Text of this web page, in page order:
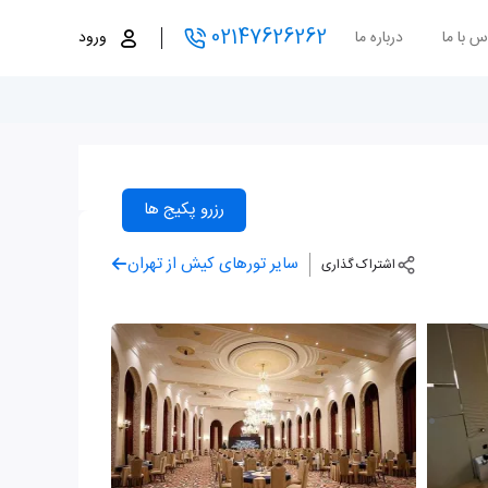
با ما درباره ما 02147626262 ورود
رزرو پکیج ها
اشتراک گذاری سایر تورهای کیش از تهران